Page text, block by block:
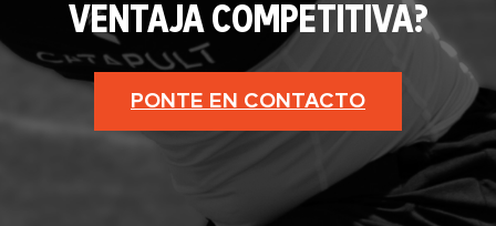
VENTAJA COMPETITIVA?
PONTE EN CONTACTO